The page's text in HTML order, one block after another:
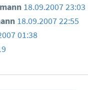
18.09.2007 23:03
18.09.2007 22:55
01:38